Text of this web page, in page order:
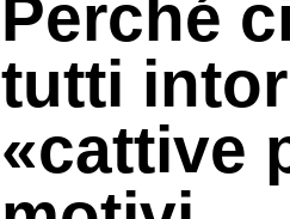
Perché
tutti
«cattive